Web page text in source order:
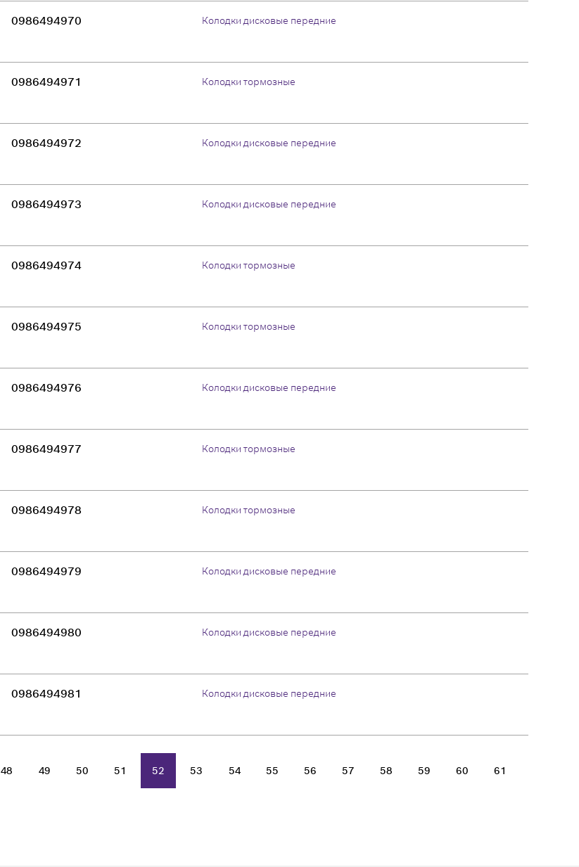
0986494970 Колодки дисковые передние
0986494971 Колодки тормозные
0986494972 Колодки дисковые передние
0986494973 Колодки дисковые передние
0986494974 Колодки тормозные
0986494975 Колодки тормозные
0986494976 Колодки дисковые передние
0986494977 Колодки тормозные
0986494978 Колодки тормозные
0986494979 Колодки дисковые передние
0986494980 Колодки дисковые передние
0986494981 Колодки дисковые передние
48 49 50 51 52 53 54 55 56 57 58 59 60 61